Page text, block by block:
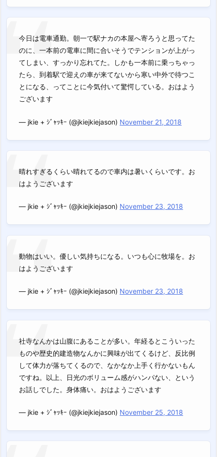
今日は電車通勤。朝一で駅ナカの本屋へ寄ろうと思ってた
のに、一本前の電車に間に合いそうでテンションが上がっ
てしまい、すっかり忘れてた。しかも一本前に乗っちゃっ
たら、到着駅で迎えの車が来てないから寒い中外で待つこ
とになる、ってことに今気付いて驚愕している。おはよう
ございます
— jkie + ｼﾞｬｯｷｰ (@jkiejkiejason) November 21, 2018
晴れすぎるくらい晴れてるので車内は暑いくらいです。お
はようございます
— jkie + ｼﾞｬｯｷｰ (@jkiejkiejason) November 23, 2018
動物はいい。優しい気持ちになる。いつも心に牧場を。お
はようございます
— jkie + ｼﾞｬｯｷｰ (@jkiejkiejason) November 23, 2018
社寺なんかは山腹にあることが多い。年経るとこういった
ものや歴史的建造物なんかに興味が出てくるけど、反比例
して体力が落ちてくるので、なかなか上手く行かないもん
ですね。以上、日光のボリューム感がハンパない、という
お話しでした。身体痛い。おはようございます
— jkie + ｼﾞｬｯｷｰ (@jkiejkiejason) November 25, 2018